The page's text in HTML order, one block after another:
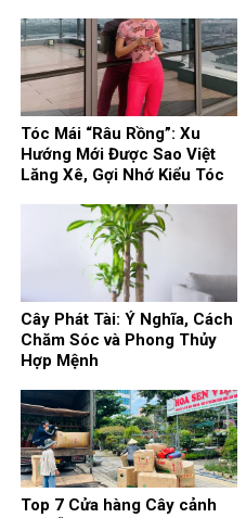
Tóc Mái “Râu Rồng”: Xu
Hướng Mới Được Sao Việt
Lăng Xê, Gợi Nhớ Kiểu Tóc
Cây Phát Tài: Ý Nghĩa, Cách
Chăm Sóc và Phong Thủy
Hợp Mệnh
Top 7 Cửa hàng Cây cảnh